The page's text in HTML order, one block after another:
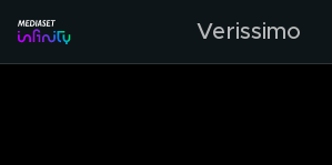
Verissimo